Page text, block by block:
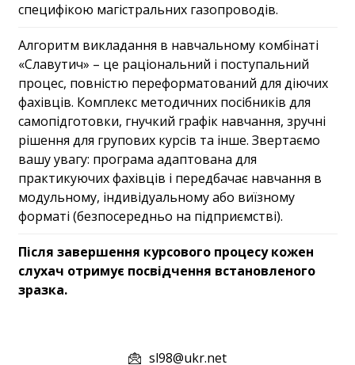
специфікою магістральних газопроводів.
Алгоритм викладання в навчальному комбінаті
«Славутич» – це раціональний і поступальний
процес, повністю переформатований для діючих
фахівців. Комплекс методичних посібників для
самопідготовки, гнучкий графік навчання, зручні
рішення для групових курсів та інше. Звертаємо
вашу увагу: програма адаптована для
практикуючих фахівців і передбачає навчання в
модульному, індивідуальному або виїзному
форматі (безпосередньо на підприємстві).
Після завершення курсового процесу кожен
слухач отримує посвідчення встановленого
зразка.
sl98@ukr.net